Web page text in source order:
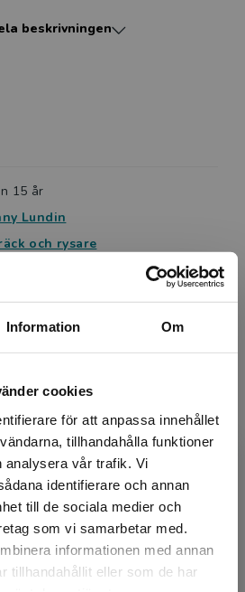
Information Om
cookies
för att anpassa innehållet
tillhandahålla funktioner
analysera vår trafik. Vi
identifierare och annan
till de sociala medier och
som vi samarbetar med.
informationen med annan
tillhandahållit eller som de har
fraktregion
du besöker
”
beskrivningen
15 år
Lundin
och rysare
EB01